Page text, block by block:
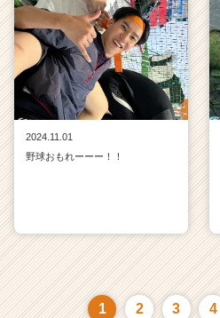
2024.11.01
野球おもれーーー！！
1 2 3 4